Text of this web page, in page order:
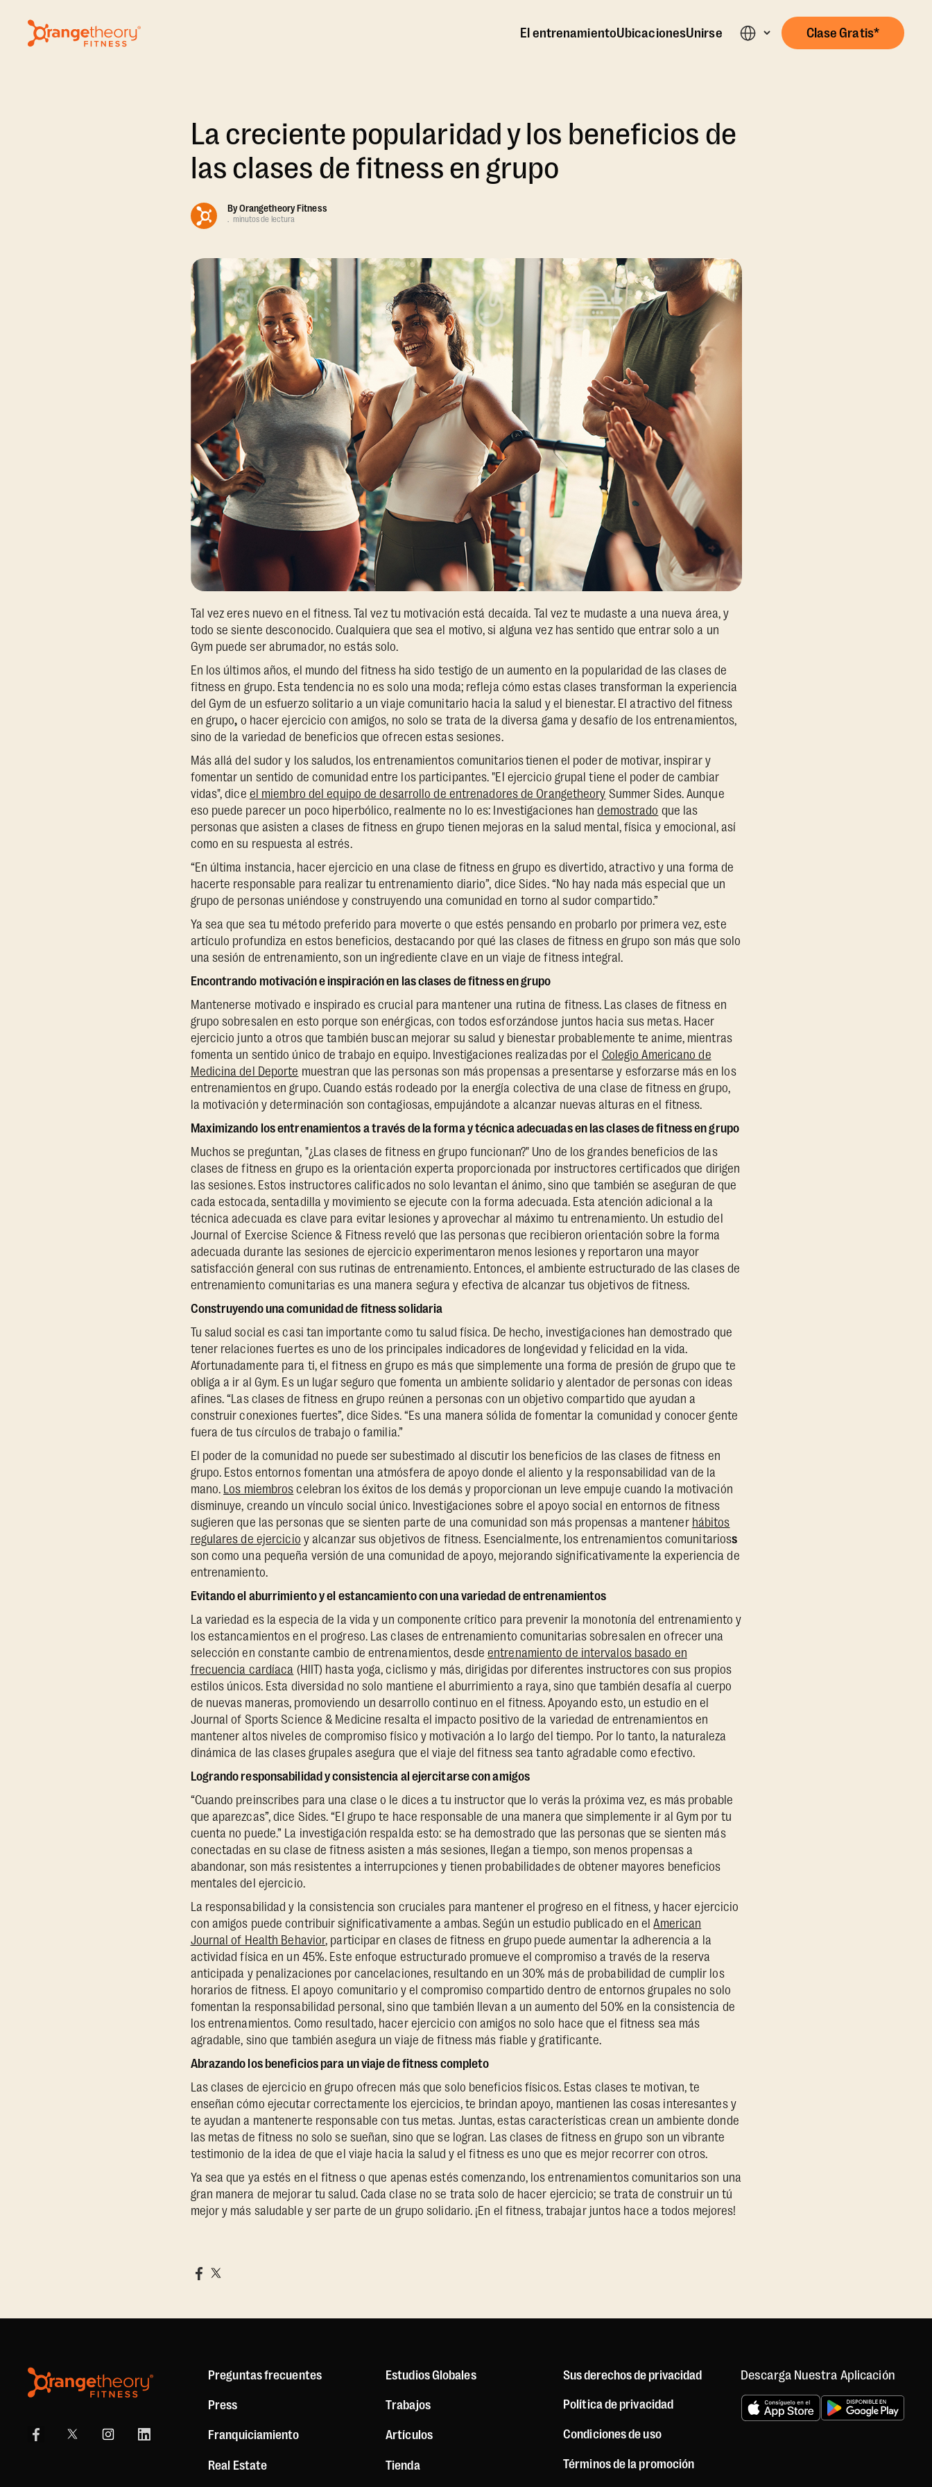
El entrenamientoUbicacionesUnirse Clase Gratis*
La creciente popularidad y los beneficios de
las clases de fitness en grupo
By Orangetheory Fitness
. minutos de lectura
Tal vez eres nuevo en el fitness. Tal vez tu motivación está decaída. Tal vez te mudaste a una nueva área, y
todo se siente desconocido. Cualquiera que sea el motivo, si alguna vez has sentido que entrar solo a un
Gym puede ser abrumador, no estás solo.
En los últimos años, el mundo del fitness ha sido testigo de un aumento en la popularidad de las clases de
fitness en grupo. Esta tendencia no es solo una moda; refleja cómo estas clases transforman la experiencia
del Gym de un esfuerzo solitario a un viaje comunitario hacia la salud y el bienestar. El atractivo del fitness
en grupo, o hacer ejercicio con amigos, no solo se trata de la diversa gama y desafío de los entrenamientos,
sino de la variedad de beneficios que ofrecen estas sesiones.
Más allá del sudor y los saludos, los entrenamientos comunitariostienen el poder de motivar, inspirar y
fomentar un sentido de comunidad entre los participantes. "El ejercicio grupal tiene el poder de cambiar
vidas", dice el miembro del equipo de desarrollo de entrenadores de Orangetheory Summer Sides. Aunque
eso puede parecer un poco hiperbólico, realmente no lo es: Investigaciones handemostrado que las
personas que asisten a clases de fitness en grupo tienen mejoras en la salud mental, física y emocional, así
como en su respuesta al estrés.
“En última instancia, hacer ejercicio en una clase de fitness en grupo es divertido, atractivo y una forma de
hacerte responsable para realizar tu entrenamiento diario”, dice Sides. “No hay nada más especial que un
grupo de personas uniéndose y construyendo una comunidad en torno al sudor compartido.”
Ya sea que sea tu método preferido para moverte o que estés pensando en probarlo por primera vez, este
artículo profundiza en estos beneficios, destacando por qué las clases de fitness en grupo son más que solo
una sesión de entrenamiento, son un ingrediente clave en un viaje de fitness integral.
Encontrando motivación e inspiración en las clases de fitness en grupo
Mantenerse motivado e inspirado es crucial para mantener una rutina de fitness. Las clases de fitness en
grupo sobresalen en esto porque son enérgicas, con todos esforzándose juntos hacia sus metas. Hacer
ejercicio junto a otros que también buscan mejorar su salud y bienestar probablemente te anime, mientras
fomenta un sentido único de trabajo en equipo. Investigaciones realizadas por el Colegio Americano de
Medicina del Deporte muestran que las personas son más propensas a presentarse y esforzarse más en los
entrenamientos en grupo. Cuando estás rodeado por la energía colectiva de una clase de fitness en grupo,
la motivación y determinación son contagiosas, empujándote a alcanzar nuevas alturas en el fitness.
Maximizando los entrenamientos a través de la forma y técnica adecuadas en las clases de fitness en grupo
Muchos se preguntan, "¿Las clases de fitness en grupo funcionan?" Uno de los grandes beneficios de las
clases de fitness en grupo es la orientación experta proporcionada por instructores certificados que dirigen
las sesiones. Estos instructores calificados no solo levantan el ánimo, sino que también se aseguran de que
cada estocada, sentadilla y movimiento se ejecute con la forma adecuada. Esta atención adicional a la
técnica adecuada es clave para evitar lesiones y aprovechar al máximo tu entrenamiento. Un estudio del
Journal of Exercise Science & Fitness reveló que las personas que recibieron orientación sobre la forma
adecuada durante las sesiones de ejercicio experimentaron menos lesiones y reportaron una mayor
satisfacción general con sus rutinas de entrenamiento. Entonces, el ambiente estructurado de las clases de
entrenamiento comunitarias es una manera segura y efectiva de alcanzar tus objetivos de fitness.
Construyendo una comunidad de fitness solidaria
Tu salud social es casi tan importante como tu salud física. De hecho, investigaciones han demostrado que
tener relaciones fuertes es uno de los principales indicadores de longevidad y felicidad en la vida.
Afortunadamente para ti, el fitness en grupo es más que simplemente una forma de presión de grupo que te
obliga a ir al Gym. Es un lugar seguro que fomenta un ambiente solidario y alentador de personas con ideas
afines. “Las clases de fitness en grupo reúnen a personas con un objetivo compartido que ayudan a
construir conexiones fuertes”, dice Sides. “Es una manera sólida de fomentar la comunidad y conocer gente
fuera de tus círculos de trabajo o familia.”
El poder de la comunidad no puede ser subestimado al discutir los beneficios de las clases de fitness en
grupo. Estos entornos fomentan una atmósfera de apoyo donde el aliento y la responsabilidad van de la
mano. Los miembros celebran los éxitos de los demás y proporcionan un leve empuje cuando la motivación
disminuye, creando un vínculo social único. Investigaciones sobre el apoyo social en entornos de fitness
sugieren que las personas que se sienten parte de una comunidad son más propensas a mantener hábitos
regulares de ejercicio y alcanzar sus objetivos de fitness. Esencialmente, los entrenamientos comunitarioss
son como una pequeña versión de una comunidad de apoyo, mejorando significativamente la experiencia de
entrenamiento.
Evitando el aburrimiento y el estancamiento con una variedad de entrenamientos
La variedad es la especia de la vida y un componente crítico para prevenir la monotonía del entrenamiento y
los estancamientos en el progreso. Las clases de entrenamiento comunitarias sobresalen en ofrecer una
selección en constante cambio de entrenamientos, desdeentrenamiento de intervalos basado en
frecuencia cardíaca (HIIT) hasta yoga, ciclismo y más, dirigidas por diferentes instructores con sus propios
estilos únicos. Esta diversidad no solo mantiene el aburrimiento a raya, sino que también desafía al cuerpo
de nuevas maneras, promoviendo un desarrollo continuo en el fitness. Apoyando esto, un estudio en el
Journal of Sports Science & Medicine resalta el impacto positivo de la variedad de entrenamientos en
mantener altos niveles de compromiso físico y motivación a lo largo del tiempo. Por lo tanto, la naturaleza
dinámica de las clases grupales asegura que el viaje del fitness sea tanto agradable como efectivo.
Logrando responsabilidad y consistencia al ejercitarse con amigos
“Cuando preinscribes para una clase o le dices a tu instructor que lo verás la próxima vez, es más probable
que aparezcas”, dice Sides. “El grupo te hace responsable de una manera que simplemente ir al Gym por tu
cuenta no puede.” La investigación respalda esto: se ha demostrado que las personas que se sienten más
conectadas en su clase de fitness asisten a más sesiones, llegan a tiempo, son menos propensas a
abandonar, son más resistentes a interrupciones y tienen probabilidades de obtener mayores beneficios
mentales del ejercicio.
La responsabilidad y la consistencia son cruciales para mantener el progreso en el fitness, y hacer ejercicio
con amigos puede contribuir significativamente a ambas. Según un estudio publicado en elAmerican
Journal of Health Behavior, participar en clases de fitness en grupo puede aumentar la adherencia a la
actividad física en un 45%. Este enfoque estructurado promueve el compromiso a través de la reserva
anticipada y penalizaciones por cancelaciones, resultando en un 30% más de probabilidad de cumplir los
horarios de fitness. El apoyo comunitario y el compromiso compartido dentro de entornos grupales no solo
fomentan la responsabilidad personal, sino que también llevan a un aumento del 50% en la consistencia de
los entrenamientos. Como resultado, hacer ejercicio con amigos no solo hace que el fitness sea más
agradable, sino que también asegura un viaje de fitness más fiable y gratificante.
Abrazando los beneficios para un viaje de fitness completo
Las clases de ejercicio en grupo ofrecen más que solo beneficios físicos. Estas clases te motivan, te
enseñan cómo ejecutar correctamente los ejercicios, te brindan apoyo, mantienen las cosas interesantes y
te ayudan a mantenerte responsable con tus metas. Juntas, estas características crean un ambiente donde
las metas de fitness no solo se sueñan, sino que se logran. Las clases de fitness en grupo son un vibrante
testimonio de la idea de que el viaje hacia la salud y el fitness es uno que es mejor recorrer con otros.
Ya sea que ya estés en el fitness o que apenas estés comenzando, los entrenamientos comunitarios son una
gran manera de mejorar tu salud. Cada clase no se trata solo de hacer ejercicio; se trata de construir un tú
mejor y más saludable y ser parte de un grupo solidario. ¡En el fitness, trabajar juntos hace a todos mejores!
Preguntas frecuentes
Press
Franquiciamiento
Real Estate
Estudios Globales
Trabajos
Artículos
Tienda
Sus derechos de privacidad
Política de privacidad
Condiciones de uso
Términos de la promoción
Descarga Nuestra Aplicación